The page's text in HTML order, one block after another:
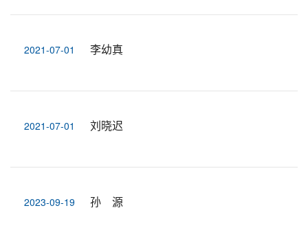
2021-07-01 李幼真
2021-07-01 刘晓迟
2023-09-19 孙 源